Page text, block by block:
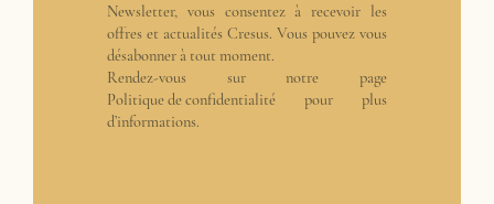
Newsletter, vous consentez à recevoir les
offres et actualités Cresus. Vous pouvez vous
désabonner à tout moment.
Rendez-vous sur notre page
Politique de confidentialité pour plus
d’informations.